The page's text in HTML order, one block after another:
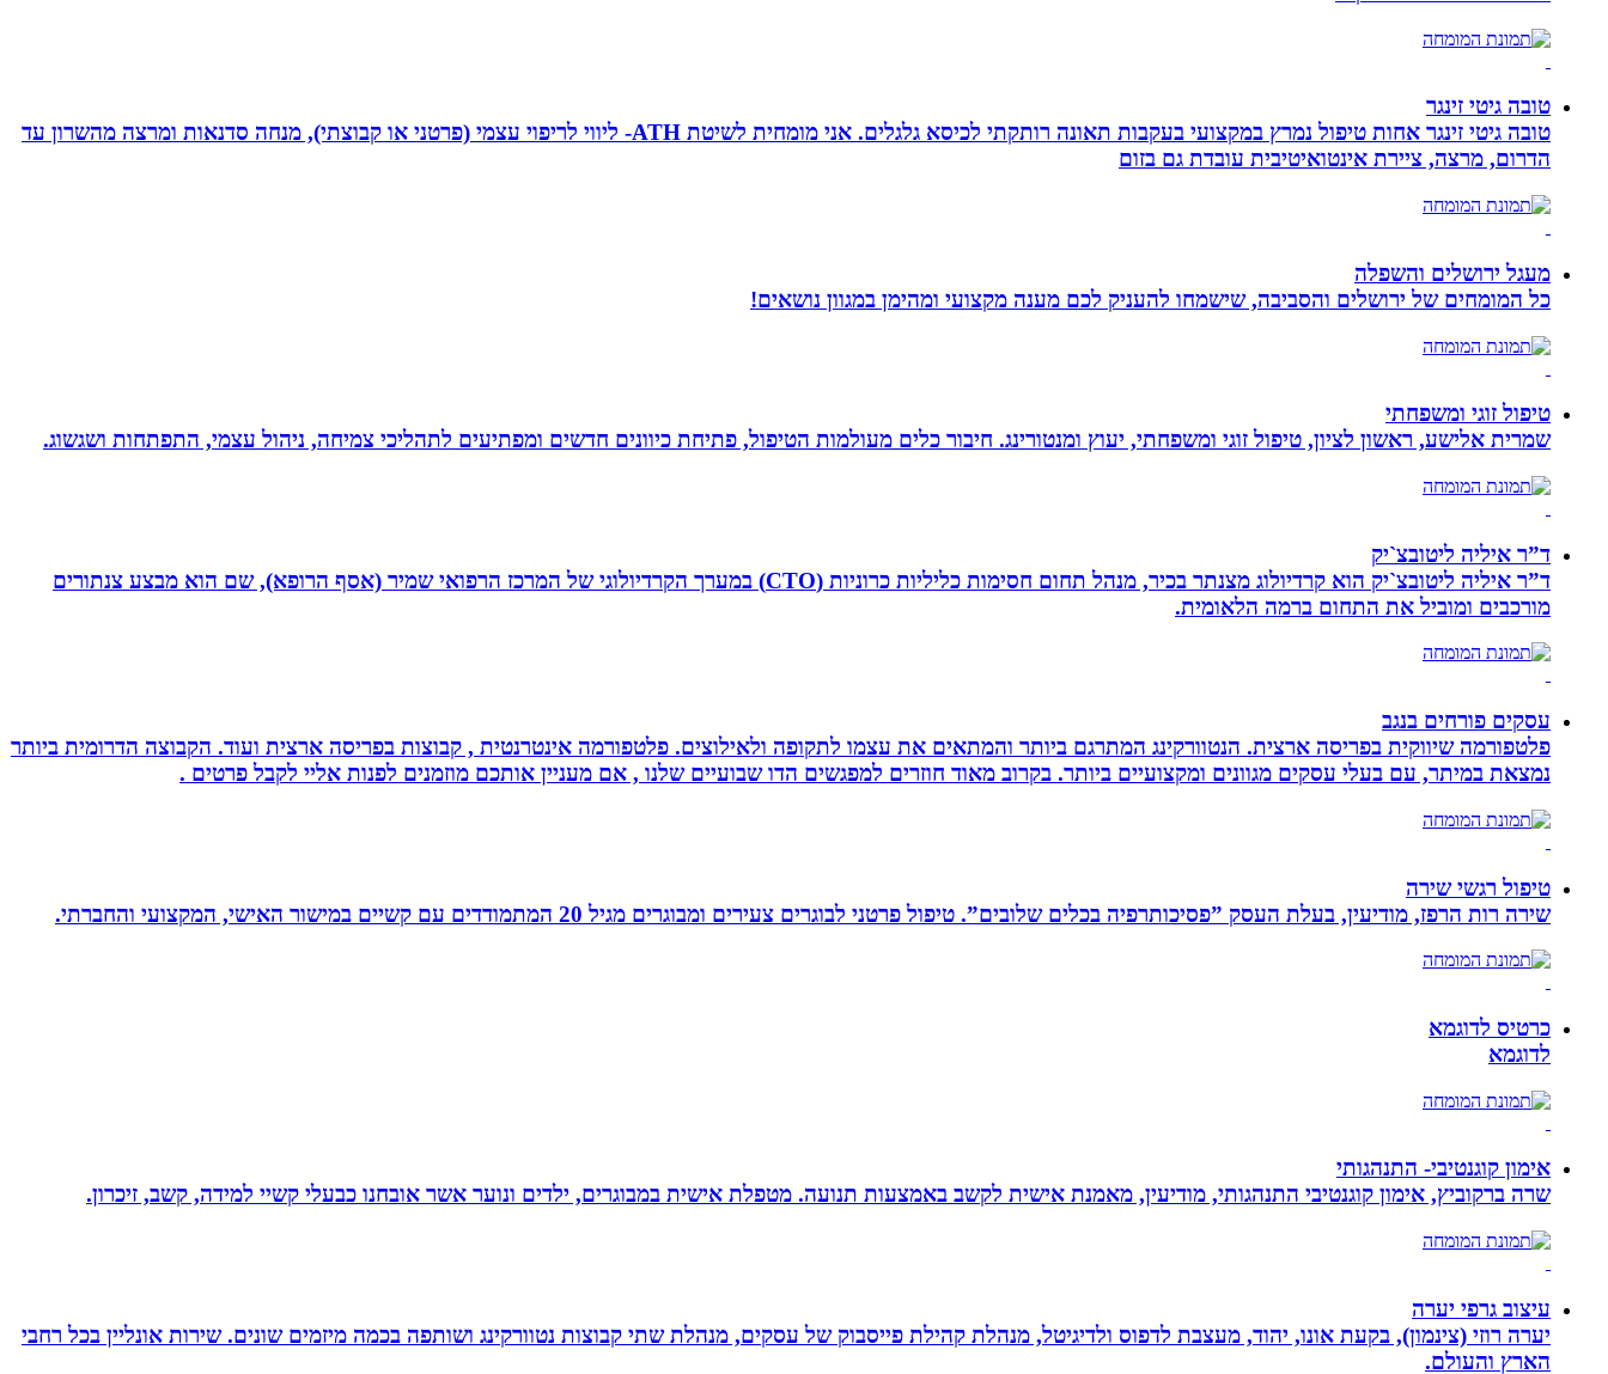
טובה גיטי זינגר
טובה גיטי זינגר אחות טיפול נמרץ במקצועי בעקבות תאונה רותקתי לכיסא גלגלים. אני מומחית לשיטת ATH- ליווי לריפוי עצמי (פרטני או קבוצתי), מנחה סדנאות ומרצה מהשרון עד
הדרום, מרצה, ציירת אינטואיטיבית עובדת גם בזום
מעגל ירושלים והשפלה
כל המומחים של ירושלים והסביבה, שישמחו להעניק לכם מענה מקצועי ומהימן במגוון נושאים!
טיפול זוגי ומשפחתי
שמרית אלישע, ראשון לציון, טיפול זוגי ומשפחתי, יעוץ ומנטורינג. חיבור כלים מעולמות הטיפול, פתיחת כיוונים חדשים ומפתיעים לתהליכי צמיחה, ניהול עצמי, התפתחות ושגשוג.
ד”ר איליה ליטובצ`יק
ד”ר איליה ליטובצ`יק הוא קרדיולוג מצנתר בכיר, מנהל תחום חסימות כליליות כרוניות (CTO) במערך הקרדיולוגי של המרכז הרפואי שמיר (אסף הרופא), שם הוא מבצע צנתורים
מורכבים ומוביל את התחום ברמה הלאומית.
עסקים פורחים בנגב
פלטפורמה שיווקית בפריסה ארצית. הנטוורקינג המתרגם ביותר והמתאים את עצמו לתקופה ולאילוצים. פלטפורמה אינטרנטית , קבוצות בפריסה ארצית ועוד. הקבוצה הדרומית ביותר
נמצאת במיתר, עם בעלי עסקים מגוונים ומקצועיים ביותר. בקרוב מאוד חוזרים למפגשים הדו שבועיים שלנו , אם מעניין אותכם מוזמנים לפנות אליי לקבל פרטים .
טיפול רגשי שירה
שירה רות הרפז, מודיעין, בעלת העסק ”פסיכותרפיה בכלים שלובים”. טיפול פרטני לבוגרים צעירים ומבוגרים מגיל 20 המתמודדים עם קשיים במישור האישי, המקצועי והחברתי.
כרטיס לדוגמא
לדוגמא
אימון קוגנטיבי- התנהגותי
שרה ברקוביץ, אימון קוגנטיבי התנהגותי, מודיעין, מאמנת אישית לקשב באמצעות תנועה. מטפלת אישית במבוגרים, ילדים ונוער אשר אובחנו כבעלי קשיי למידה, קשב, זיכרון.
עיצוב גרפי יערה
יערה רוזי (צינמון), בקעת אונו, יהוד, מעצבת לדפוס ולדיגיטל, מנהלת קהילת פייסבוק של עסקים, מנהלת שתי קבוצות נטוורקינג ושותפה בכמה מיזמים שונים. שירות אונליין בכל רחבי
הארץ והעולם.